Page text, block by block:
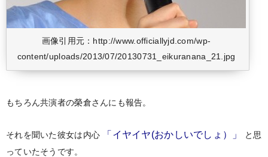
画像引用元：http://www.officiallyjd.com/wp-
content/uploads/2013/07/20130731_eikuranana_21.jpg
もちろん共演者の榮倉さんにも報告。
それを聞いた彼女は内心 「イヤイヤ(おかしいでしょ）」
と思
っていたそうです。